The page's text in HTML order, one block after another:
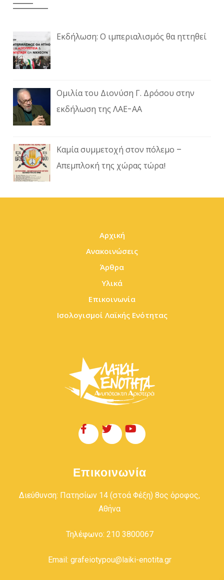
Εκδήλωση: Ο ιμπεριαλισμός θα ηττηθεί
Ομιλία του Διονύση Γ. Δρόσου στην
εκδήλωση της ΛΑΕ-ΑΑ
Καμία συμμετοχή στον πόλεμο –
Απεμπλοκή της χώρας τώρα!
Αρχική
Ανακοινώσεις
Άρθρα
Υλικά
Επικοινωνία
Ισολογισμοί Λαϊκής Ενότητας
Επικοινωνία
Διεύθυνση: Πατησίων 14 (στοά Φέξη) 8ος όροφος,
Αθήνα
Τηλέφωνο: 210 3800067
Email: grafeiotypou@laiki-enotita.gr